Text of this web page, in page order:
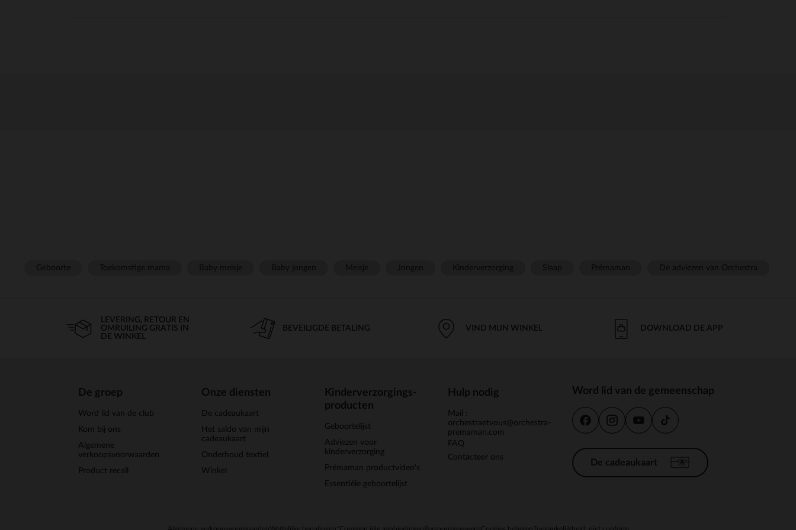
LEVERING, RETOUR EN
OMRUILING GRATIS IN
DE WINKEL
BEVEILIGDE BETALING VIND MIJN WINKEL DOWNLOAD DE APP
De groep
Word lid van de club
Kom bij ons
Algemene
verkoopsvoorwaarden
Product recall
Onze diensten
De cadeaukaart
Het saldo van mijn
cadeaukaart
Onderhoud textiel
Winkel
Kinderverzorgings-
producten
Geboortelijst
Adviezen voor
kinderverzorging
Prémaman productvideo's
Essentiële geboortelijst
Hulp nodig
Mail :
orchestraetvous@orchestra-
premaman.com
FAQ
Contacteer ons
Word lid van de gemeenschap
De cadeaukaart